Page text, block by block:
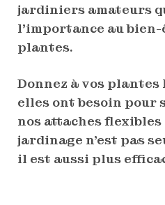
jardiniers amateurs
l’importance au
plantes.
Donnez à vos
elles ont besoin pour
nos attaches
jardinage n’est pas
il est aussi plus